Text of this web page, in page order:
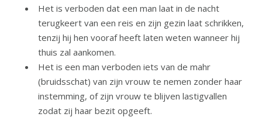
Het is verboden dat een man laat in de nacht
terugkeert van een reis en zijn gezin laat schrikken,
tenzij hij hen vooraf heeft laten weten wanneer hij
thuis zal aankomen.
Het is een man verboden iets van de mahr
(bruidsschat) van zijn vrouw te nemen zonder haar
instemming, of zijn vrouw te blijven lastigvallen
zodat zij haar bezit opgeeft.